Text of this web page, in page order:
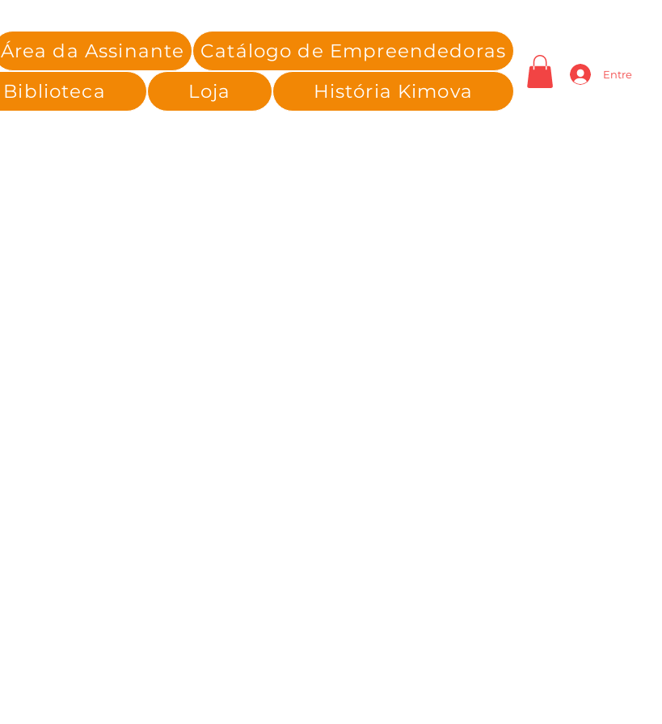
Área da Assinante
Catálogo de Empreendedoras
Biblioteca Loja História Kimova
Entre